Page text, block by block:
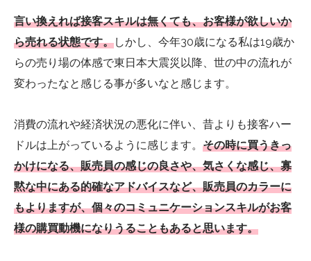
言い換えれば接客スキルは無くても、お客様が欲しいか
ら売れる状態です。しかし、今年30歳になる私は19歳か
らの売り場の体感で東日本大震災以降、世の中の流れが
変わったなと感じる事が多いなと感じます。
消費の流れや経済状況の悪化に伴い、昔よりも接客ハー
ドルは上がっているように感じます。 その時に買うきっ
かけになる、販売員の感じの良さや、気さくな感じ、寡
黙な中にある的確なアドバイスなど、販売員のカラーに
もよりますが、個々のコミュニケーションスキルがお客
様の購買動機になりうることもあると思います。